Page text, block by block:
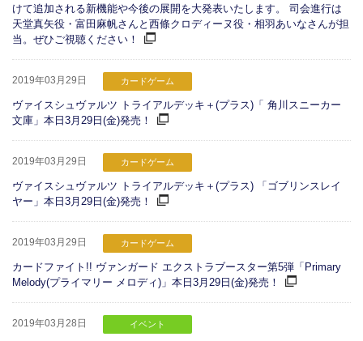
けて追加される新機能や今後の展開を大発表いたします。 司会進行は
天堂真矢役・富田麻帆さんと西條クロディーヌ役・相羽あいなさんが担
当。ぜひご視聴ください！
2019年03月29日 カードゲーム
ヴァイスシュヴァルツ トライアルデッキ＋(プラス)「 角川スニーカー
文庫」本日3月29日(金)発売！
2019年03月29日 カードゲーム
ヴァイスシュヴァルツ トライアルデッキ＋(プラス) 「ゴブリンスレイ
ヤー」本日3月29日(金)発売！
2019年03月29日 カードゲーム
カードファイト!! ヴァンガード エクストラブースター第5弾「Primary
Melody(プライマリー メロディ)」本日3月29日(金)発売！
2019年03月28日 イベント